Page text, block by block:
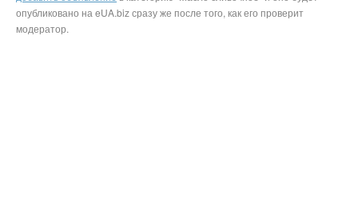
опубликовано на eUA.biz сразу же после того, как его проверит
модератор.